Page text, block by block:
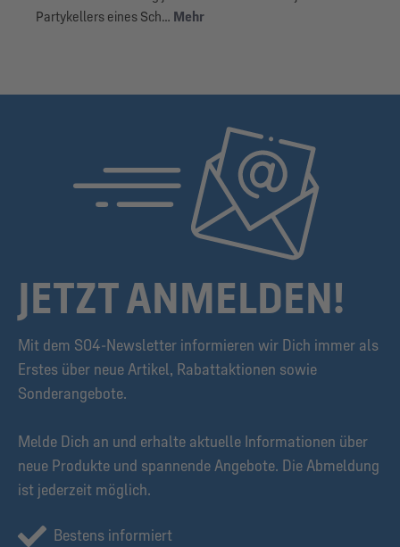
Partykellers eines Sch… Mehr
JETZT ANMELDEN!
Mit dem S04-Newsletter informieren wir Dich immer als
Erstes über neue Artikel, Rabattaktionen sowie
Sonderangebote.
Melde Dich an und erhalte aktuelle Informationen über
neue Produkte und spannende Angebote. Die Abmeldung
ist jederzeit möglich.
Bestens informiert